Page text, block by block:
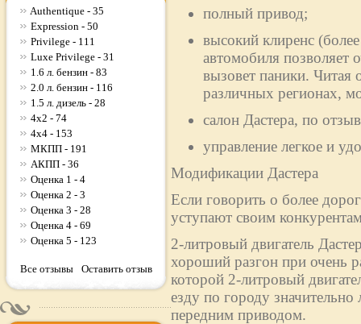
Authentique - 35
Expression - 50
Privilege - 111
Luxe Privilege - 31
1.6 л. бензин - 83
2.0 л. бензин - 116
1.5 л. дизель - 28
4x2 - 74
4x4 - 153
МКПП - 191
АКПП - 36
Оценка 1 - 4
Оценка 2 - 3
Оценка 3 - 28
Оценка 4 - 69
Оценка 5 - 123
Все отзывы Оставить отзыв
полный привод;
высокий клиренс
автомобиля позволяет
вызовет паники. Читая
различных регионах,
салон Дастера, по
управление легкое и
Модификации Дастера
Если говорить о более
уступают своим
2-литровый двигатель
хороший разгон при очень
которой 2-литровый
езду по городу
передним приводом.